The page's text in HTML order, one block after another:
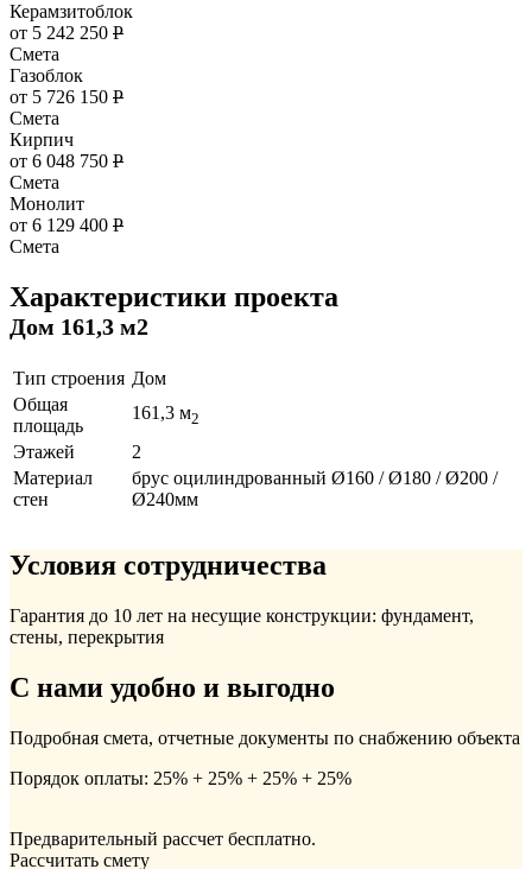
Керамзитоблок
от 5 242 250 Р
Смета
Газоблок
от 5 726 150 Р
Смета
Кирпич
от 6 048 750 Р
Смета
Монолит
от 6 129 400 Р
Смета
Характеристики проекта
Дом 161,3 м2
Тип строения Дом
Общая
площадь
161,3 м2
Этажей
2
Материал
стен
брус оцилиндрованный Ø160 / Ø180 / Ø200 /
Ø240мм
Условия сотрудничества
Гарантия до 10 лет на несущие конструкции: фундамент,
стены, перекрытия
С нами удобно и выгодно
Подробная смета, отчетные документы по снабжению объекта
Порядок оплаты: 25% + 25% + 25% + 25%
Предварительный рассчет бесплатно.
Рассчитать смету